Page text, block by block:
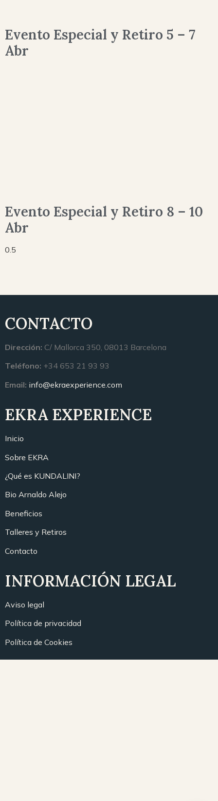
Evento Especial y Retiro 5 – 7
Abr
Evento Especial y Retiro 8 – 10
Abr
CONTACTO
Dirección: C/ Mallorca 350, 08013 Barcelona
Teléfono: +34 653 21 93 93
Email: info@ekraexperience.com
EKRA EXPERIENCE
Inicio
Sobre EKRA
¿Qué es KUNDALINI?
Bio Arnaldo Alejo
Beneficios
Talleres y Retiros
Contacto
INFORMACIÓN LEGAL
Aviso legal
Política de privacidad
Política de Cookies